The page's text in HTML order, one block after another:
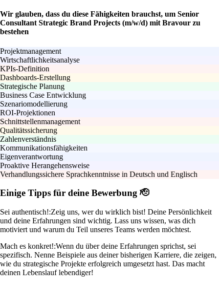
Wir glauben, dass du diese Fähigkeiten brauchst, um Senior
Consultant Strategic Brand Projects (m/w/d) mit Bravour zu
bestehen
Projektmanagement
Wirtschaftlichkeitsanalyse
KPIs-Definition
Dashboards-Erstellung
Strategische Planung
Business Case Entwicklung
Szenariomodellierung
ROI-Projektionen
Schnittstellenmanagement
Qualitätssicherung
Zahlenverständnis
Kommunikationsfähigkeiten
Eigenverantwortung
Proaktive Herangehensweise
Verhandlungssichere Sprachkenntnisse in Deutsch und Englisch
Einige Tipps für deine Bewerbung 🫡
Sei authentisch!:Zeig uns, wer du wirklich bist! Deine Persönlichkeit
und deine Erfahrungen sind wichtig. Lass uns wissen, was dich
motiviert und warum du Teil unseres Teams werden möchtest.
Mach es konkret!:Wenn du über deine Erfahrungen sprichst, sei
spezifisch. Nenne Beispiele aus deiner bisherigen Karriere, die zeigen,
wie du strategische Projekte erfolgreich umgesetzt hast. Das macht
deinen Lebenslauf lebendiger!